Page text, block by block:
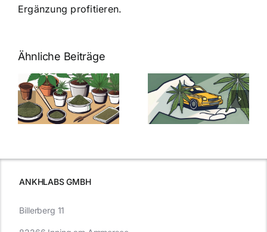
Ergänzung profitieren.
Ähnliche Beiträge
Neue THC-
Grenzwert-
Regelung:
Was Sie über
Cannabis und
müssen
Cannabis
Samen
kaufen: Alles
was Sie
ANKHLABS GMBH
Billerberg 11